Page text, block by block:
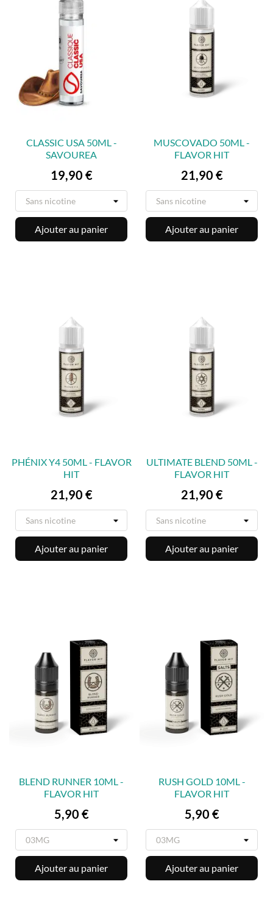
CLASSIC USA 50ML -
SAVOUREA
Prix
19,90 €
Ajouter au panier
MUSCOVADO 50ML -
FLAVOR HIT
Prix
21,90 €
Ajouter au panier
PHÉNIX Y4 50ML - FLAVOR
HIT
Prix
21,90 €
Ajouter au panier
ULTIMATE BLEND 50ML -
FLAVOR HIT
Prix
21,90 €
Ajouter au panier
BLEND RUNNER 10ML -
FLAVOR HIT
Prix
5,90 €
Ajouter au panier
RUSH GOLD 10ML -
FLAVOR HIT
Prix
5,90 €
Ajouter au panier